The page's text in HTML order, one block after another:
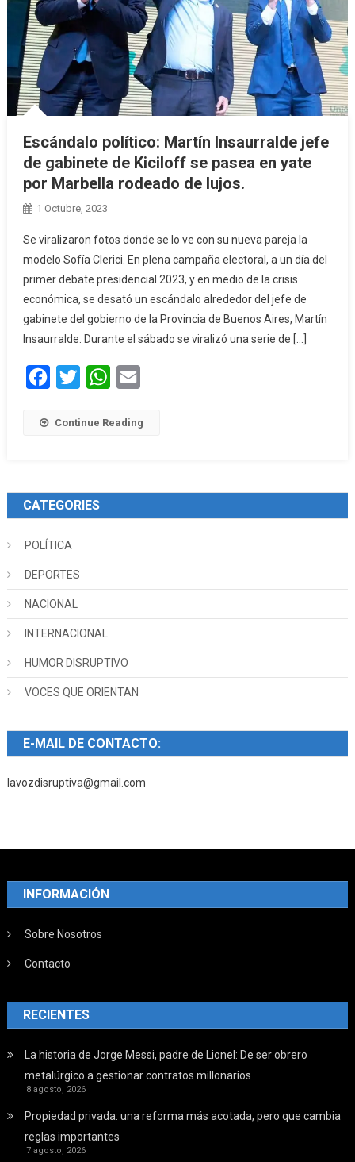
Escándalo político: Martín Insaurralde jefe
de gabinete de Kiciloff se pasea en yate
por Marbella rodeado de lujos.
1 Octubre, 2023
Se viralizaron fotos donde se lo ve con su nueva pareja la
modelo Sofía Clerici. En plena campaña electoral, a un día del
primer debate presidencial 2023, y en medio de la crisis
económica, se desató un escándalo alrededor del jefe de
gabinete del gobierno de la Provincia de Buenos Aires, Martín
Insaurralde. Durante el sábado se viralizó una serie de […]
Facebook
Twitter WhatsApp
Continue Reading
CATEGORIES
POLÍTICA
DEPORTES
NACIONAL
INTERNACIONAL
HUMOR DISRUPTIVO
VOCES QUE ORIENTAN
E-MAIL DE CONTACTO:
lavozdisruptiva@gmail.com
INFORMACIÓN
Sobre Nosotros
Contacto
RECIENTES
La historia de Jorge Messi, padre de Lionel: De ser obrero
metalúrgico a gestionar contratos millonarios
8 agosto, 2026
Propiedad privada: una reforma más acotada, pero que cambia
reglas importantes
7 agosto, 2026